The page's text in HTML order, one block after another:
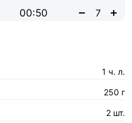
00:50
1 ч. л.
250 г
2 шт.